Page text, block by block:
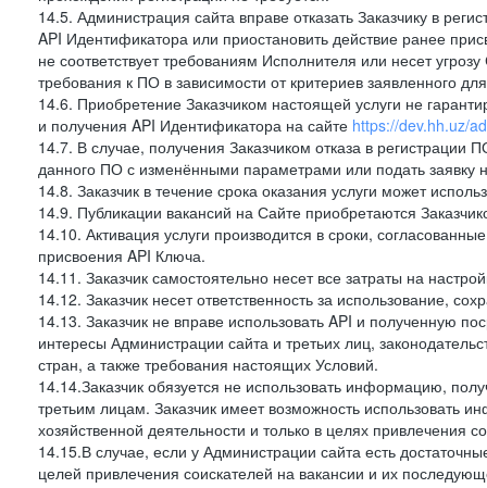
14.5. Администрация сайта вправе отказать Заказчику в
API Идентификатора или приостановить действие ранее
не соответствует требованиям Исполнителя или несет
требования к ПО в зависимости от критериев заявленного
14.6. Приобретение Заказчиком настоящей услуги не
и получения API Идентификатора на сайте https://dev.hh.uz/
14.7. В случае, получения Заказчиком отказа в регистрации
данного ПО с изменёнными параметрами или подать заявку
14.8. Заказчик в течение срока оказания услуги может
14.9. Публикации вакансий на Сайте приобретаются
14.10. Активация услуги производится в сроки,
присвоения API Ключа.
14.11. Заказчик самостоятельно несет все затраты на
14.12. Заказчик несет ответственность за использование,
14.13. Заказчик не вправе использовать API и
интересы Администрации сайта и третьих лиц,
стран, а также требования настоящих Условий.
14.14.Заказчик обязуется не использовать информацию,
третьим лицам. Заказчик имеет возможность использовать
хозяйственной деятельности и только в целях привлечения
14.15.В случае, если у Администрации сайта есть
целей привлечения соискателей на вакансии и их